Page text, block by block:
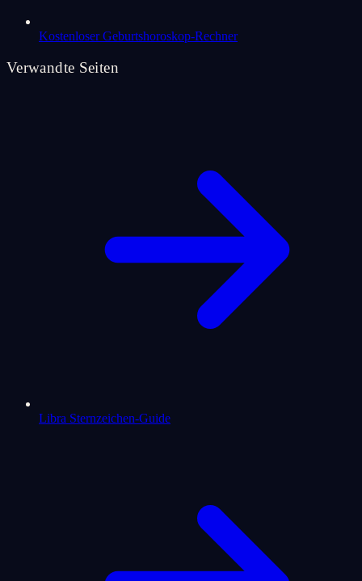
Kostenloser Geburtshoroskop-Rechner
Verwandte Seiten
Libra Sternzeichen-Guide